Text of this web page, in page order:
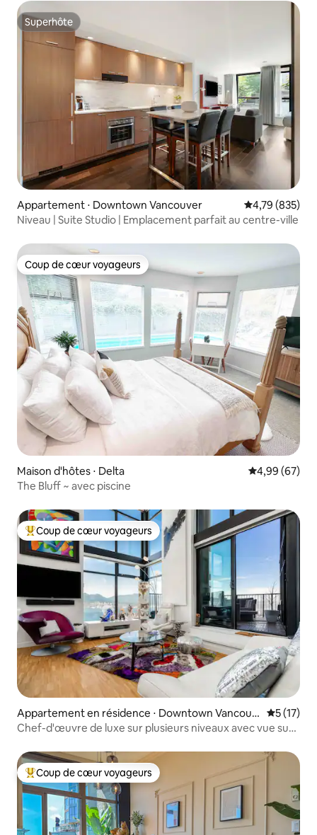
Superhôte
Superhôte
Appartement ⋅ Downtown Vancouver Évaluation
4,79 (835)
Niveau | Suite Studio | Emplacement parfait au centre-ville
Coup de cœur voyageurs
Coup de cœur voyageurs
Maison d'hôtes ⋅ Delta Évaluation
4,99 (67)
The Bluff ~ avec piscine
Coups de cœur voyageurs les plus appréciés
Coup de cœur voyageurs
Appartement en résidence ⋅ Downtown Vancouv
er
5 (17)
Chef-d'œuvre de luxe sur plusieurs niveaux avec vue sur
Coups de cœur voyageurs les plus appréciés
Coup de cœur voyageurs